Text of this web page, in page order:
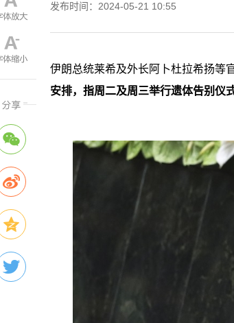
发布时间：2024-05-21 10:55
伊朗总统莱希及外长阿卜杜拉希扬等
安排，指周二及周三举行遗体告别仪